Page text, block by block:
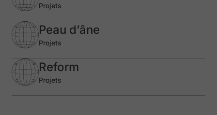
Projets
Peau d’âne
Projets
Reform
Projets